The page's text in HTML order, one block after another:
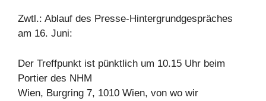
Zwtl.: Ablauf des Presse-Hintergrundgespräches
am 16. Juni:
Der Treffpunkt ist pünktlich um 10.15 Uhr beim
Portier des NHM
Wien, Burgring 7, 1010 Wien, von wo wir